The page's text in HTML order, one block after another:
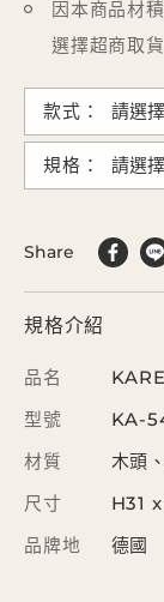
因本商品材
選擇超商取貨
款式：
規格：
Share
規格介紹
品名
型號
KA-
材質
木頭
尺寸
H31
品牌地
德國